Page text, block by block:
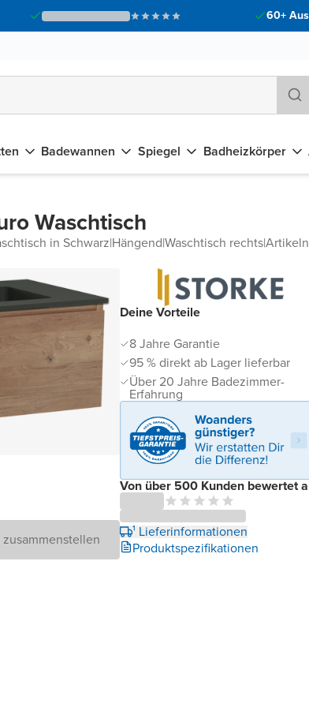
60+
Badewannen Spiegel Badheizkörper
Waschtisch
in Schwarz|Hängend|Waschtisch rechts|
Deine Vorteile
8 Jahre Garantie
95 % direkt ab Lager lieferbar
Über 20 Jahre Badezimmer-
Erfahrung
Von über 500 Kunden bewertet
¹ Lieferinformationen
Produktspezifikationen